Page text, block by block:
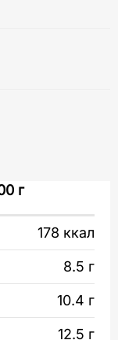
и мелко
разрежьте
золотистой
г
178 ккал
8.5 г
10.4 г
12.5 г